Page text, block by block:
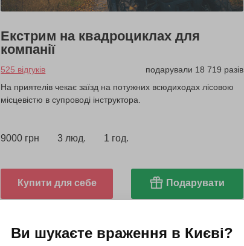
Екстрим на квадроциклах для
компанії
525 відгуків
подарували 18 719 разів
На приятелів чекає заїзд на потужних всюдиходах лісовою
місцевістю в супроводі інструктора.
9000 грн 3 люд. 1 год.
Купити для себе Подарувати
Ви шукаєте враження в Києві?